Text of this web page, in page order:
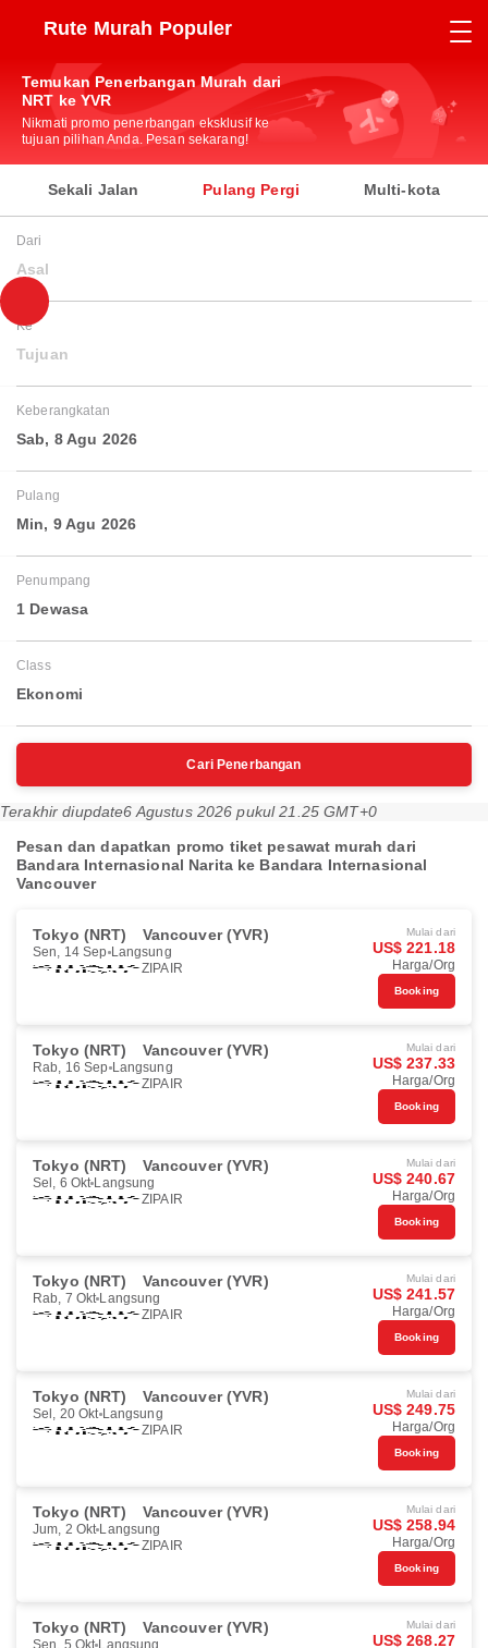
Rute Murah Populer
Temukan Penerbangan Murah dari
NRT ke YVR
Nikmati promo penerbangan eksklusif ke
tujuan pilihan Anda. Pesan sekarang!
Sekali Jalan Pulang Pergi Multi-kota
Dari
Asal
Ke
Tujuan
Keberangkatan
Sab, 8 Agu 2026
Pulang
Min, 9 Agu 2026
Penumpang
1 Dewasa
Class
Ekonomi
Cari Penerbangan
Terakhir diupdate6 Agustus 2026 pukul 21.25 GMT+0
Pesan dan dapatkan promo tiket pesawat murah dari
Bandara Internasional Narita ke Bandara Internasional
Vancouver
Tokyo (NRT) Vancouver (YVR)
Sen, 14 Sep Langsung
ZIPAIR
Mulai dari
US$ 221.18
Harga/Org
Booking
Tokyo (NRT) Vancouver (YVR)
Rab, 16 Sep Langsung
ZIPAIR
Mulai dari
US$ 237.33
Harga/Org
Booking
Tokyo (NRT) Vancouver (YVR)
Sel, 6 Okt Langsung
ZIPAIR
Mulai dari
US$ 240.67
Harga/Org
Booking
Tokyo (NRT) Vancouver (YVR)
Rab, 7 Okt Langsung
ZIPAIR
Mulai dari
US$ 241.57
Harga/Org
Booking
Tokyo (NRT) Vancouver (YVR)
Sel, 20 Okt Langsung
ZIPAIR
Mulai dari
US$ 249.75
Harga/Org
Booking
Tokyo (NRT) Vancouver (YVR)
Jum, 2 Okt Langsung
ZIPAIR
Mulai dari
US$ 258.94
Harga/Org
Booking
Tokyo (NRT) Vancouver (YVR)
Sen, 5 Okt Langsung
Mulai dari
US$ 268.27